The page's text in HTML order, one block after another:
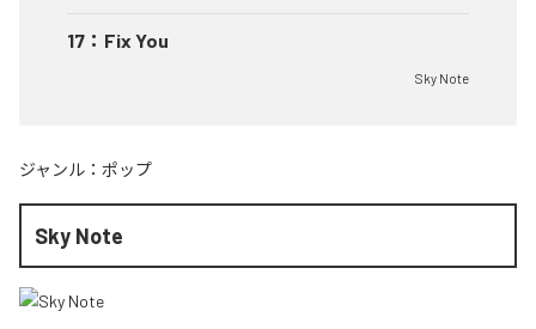
17 ： Fix You
Sky Note
ジャンル： ポップ
Sky Note